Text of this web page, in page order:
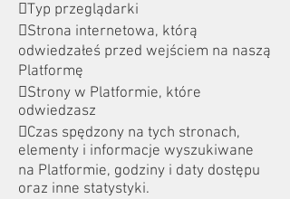
Typ przeglądarki
Strona internetowa, którą
odwiedzałeś przed wejściem na naszą
Platformę
Strony w Platformie, które
odwiedzasz
Czas spędzony na tych stronach,
elementy i informacje wyszukiwane
na Platformie, godziny i daty dostępu
oraz inne statystyki.